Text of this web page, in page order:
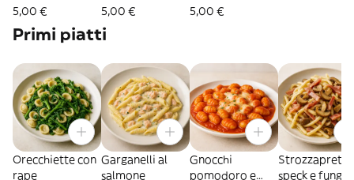
5,00 €
pomodoro e
insalata
5,00 €
fontina
5,00 €
Primi piatti
Orecchiette con
rape
Garganelli al
salmone
Gnocchi
pomodoro e
Strozzapreti
speck e funghi